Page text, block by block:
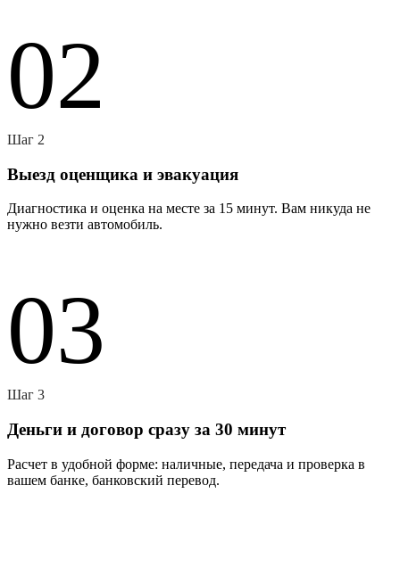
02
Шаг 2
Выезд оценщика и эвакуация
Диагностика и оценка на месте за 15 минут. Вам никуда не
нужно везти автомобиль.
03
Шаг 3
Деньги и договор сразу за 30 минут
Расчет в удобной форме: наличные, передача и проверка в
вашем банке, банковский перевод.